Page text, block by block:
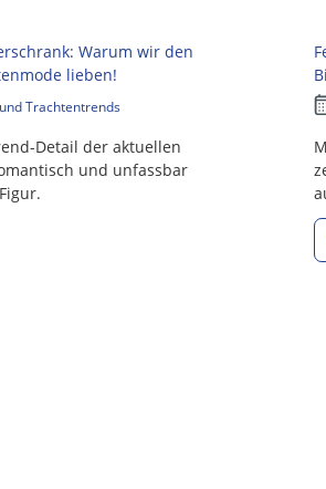
Warum wir den
lieben!
Trachtentrends
Detail der aktuellen
und unfassbar